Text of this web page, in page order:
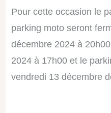
Pour cette occasion le
parking moto seront
décembre 2024 à
2024 à 17h00 et le
vendredi 13 décembre